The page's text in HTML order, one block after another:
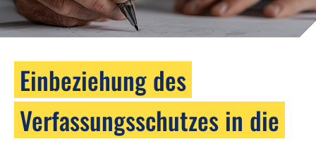
Einbeziehung des
Verfassungsschutzes in die